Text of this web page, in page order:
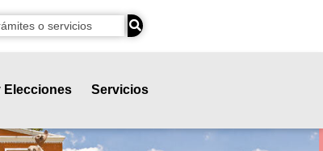
Elecciones Servicios